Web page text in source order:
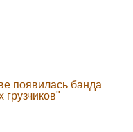
появилась банда
грузчиков"